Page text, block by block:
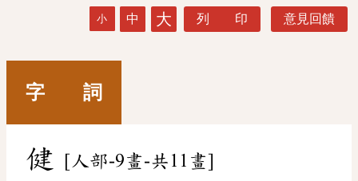
小 中 大 列 印 意見回饋
字 詞
健 [人部-9畫-共11畫]